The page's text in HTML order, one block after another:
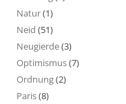
Natur(1)
Neid (51)
Neugierde(3)
Optimismus(7)
Ordnung(2)
Paris(8)